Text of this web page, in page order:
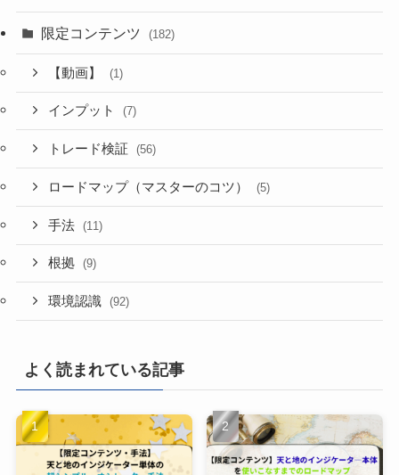
限定コンテンツ (182)
【動画】 (1)
インプット (7)
トレード検証 (56)
ロードマップ（マスターのコツ） (5)
手法 (11)
根拠 (9)
環境認識 (92)
よく読まれている記事